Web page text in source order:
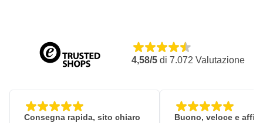
4,58/5 di 7.072 Valutazione
Consegna rapida, sito chiaro
Buono, veloce e